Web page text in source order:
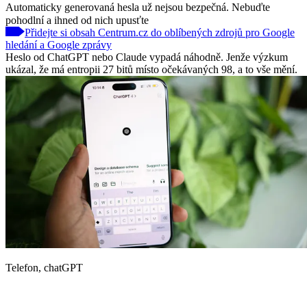
Automaticky generovaná hesla už nejsou bezpečná. Nebuďte
pohodlní a ihned od nich upusťte
Přidejte si obsah Centrum.cz do oblíbených zdrojů pro Google
hledání a Google zprávy
Heslo od ChatGPT nebo Claude vypadá náhodně. Jenže výzkum
ukázal, že má entropii 27 bitů místo očekávaných 98, a to vše mění.
Telefon, chatGPT